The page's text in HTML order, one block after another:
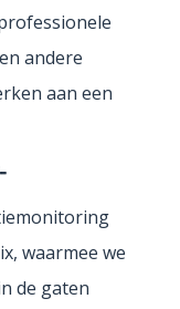
andere
aan een
waarmee we
de gaten